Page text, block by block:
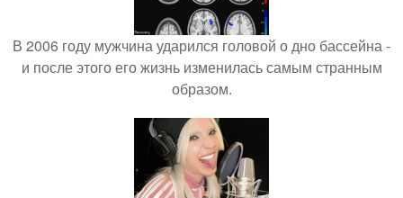
В 2006 году мужчина ударился головой о дно бассейна -
и после этого его жизнь изменилась самым странным
образом.